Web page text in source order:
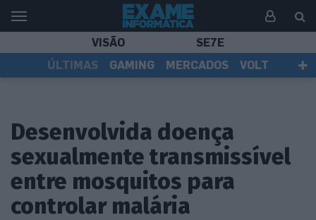
VISÃO
SE7E
ÚLTIMAS
GAMING MERCADOS
VOLT
Desenvolvida doença
sexualmente transmissível
entre mosquitos para
controlar malária